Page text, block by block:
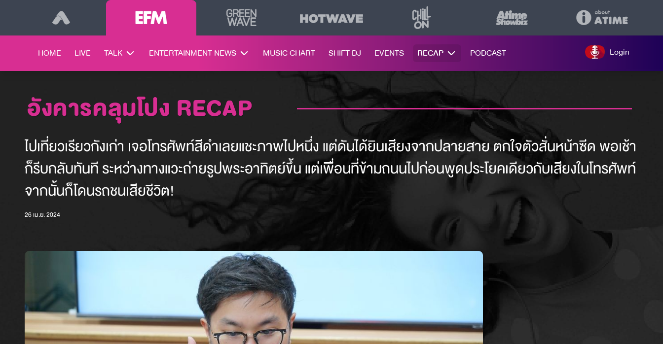
HOME LIVE TALK ENTERTAINMENT NEWS MUSIC CHART SHIFT DJ EVENTS RECAP PODCAST Login
อังคารคลุมโปง RECAP
ไปเที่ยวเรียวกังเก่า เจอโทรศัพท์สีดำเลยแชะภาพไปหนึ่ง แต่ดันได้ยินเสียงจากปลายสาย ตกใจตัวสั่นหน้าซีด พอเช้า
ก็รีบกลับทันที ระหว่างทางแวะถ่ายรูปพระอาทิตย์ขึ้น แต่เพื่อนที่ข้ามถนนไปก่อนพูดประโยคเดียวกับเสียงในโทรศัพท์
จากนั้นก็โดนรถชนเสียชีวิต!
26 เม.ย. 2024